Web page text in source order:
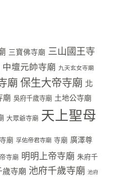
三寶佛寺廟 三山國王寺
中壇元帥寺廟 九天玄女寺廟
廟 保生大帝寺廟 北
廟 吳府千歲寺廟 土地公寺廟
大眾爺寺廟 天上聖母
廟 孚佑帝君寺廟 寺廟 廣澤尊
寺廟 明明上帝寺廟 朱府千
歲寺廟 池府千歲寺廟 池府